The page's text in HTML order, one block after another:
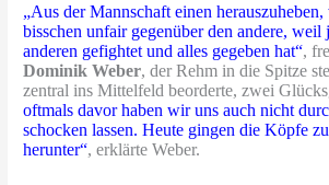
„Aus der Mannschaft einen herauszuheben,
bisschen unfair gegenüber den andere, weil
anderen gefightet und alles gegeben hat“,
Dominik Weber, der Rehm in die Spitze
zentral ins Mittelfeld beorderte, zwei
oftmals davor haben wir uns auch nicht
schocken lassen. Heute gingen die Köpfe
herunter“, erklärte Weber.